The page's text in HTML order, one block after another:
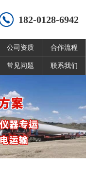
182-0128-6942
公司资质 合作流程
常见问题 联系我们